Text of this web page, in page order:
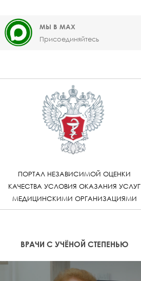
МЫ В MAX
Присоединяйтесь
ПОРТАЛ НЕЗАВИСИМОЙ ОЦЕНКИ
КАЧЕСТВА УСЛОВИЯ ОКАЗАНИЯ УСЛУГ
МЕДИЦИНСКИМИ ОРГАНИЗАЦИЯМИ
ВРАЧИ С УЧЁНОЙ СТЕПЕНЬЮ